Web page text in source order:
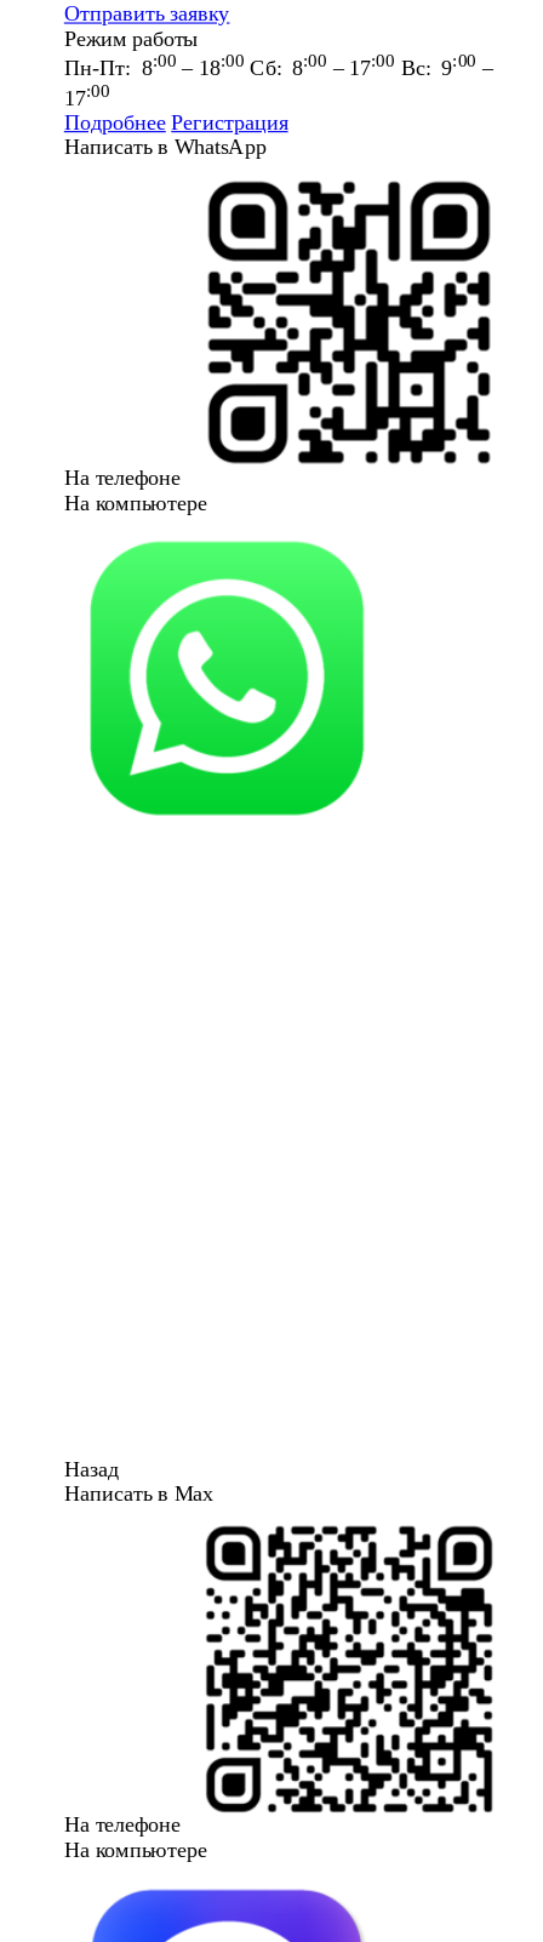
Отправить заявку
Режим работы
Пн-Пт: 8:00 – 18:00 Сб: 8:00 – 17:00 Вс: 9:00 –
17:00
Подробнее Регистрация
Написать в WhatsApp
На телефоне
На компьютере
Назад
Написать в Max
На телефоне
На компьютере